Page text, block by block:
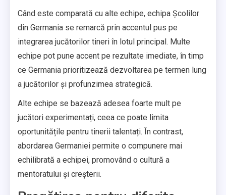
Când este comparată cu alte echipe, echipa Școlilor
din Germania se remarcă prin accentul pus pe
integrarea jucătorilor tineri în lotul principal. Multe
echipe pot pune accent pe rezultate imediate, în timp
ce Germania prioritizează dezvoltarea pe termen lung
a jucătorilor și profunzimea strategică.
Alte echipe se bazează adesea foarte mult pe
jucători experimentați, ceea ce poate limita
oportunitățile pentru tinerii talentați. În contrast,
abordarea Germaniei permite o compunere mai
echilibrată a echipei, promovând o cultură a
mentoratului și creșterii.